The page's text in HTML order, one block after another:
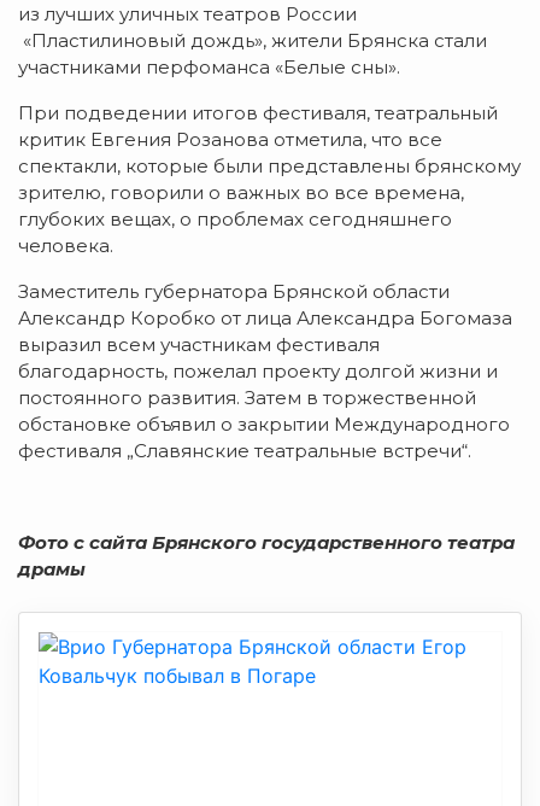
из лучших уличных театров России
«Пластилиновый дождь», жители Брянска стали
участниками перфоманса «Белые сны».
При подведении итогов фестиваля, театральный
критик Евгения Розанова отметила, что все
спектакли, которые были представлены брянскому
зрителю, говорили о важных во все времена,
глубоких вещах, о проблемах сегодняшнего
человека.
Заместитель губернатора Брянской области
Александр Коробко от лица Александра Богомаза
выразил всем участникам фестиваля
благодарность, пожелал проекту долгой жизни и
постоянного развития. Затем в торжественной
обстановке объявил о закрытии Международного
фестиваля „Славянские театральные встречи“.
Фото c сайта Брянского государственного театра
драмы